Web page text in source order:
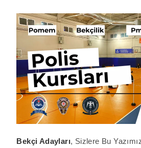
Bekçi Adayları, Sizlere Bu